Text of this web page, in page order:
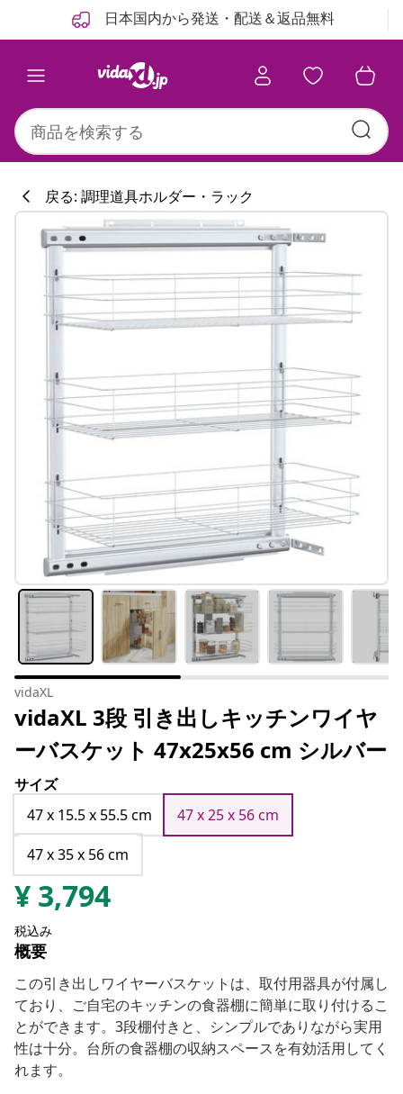
日本国内から発送・配送＆返品無料
戻る: 調理道具ホルダー・ラック
vidaXL
vidaXL 3段 引き出しキッチンワイヤ
ーバスケット 47x25x56 cm シルバー
サイズ
47 x 15.5 x 55.5 cm
47 x 25 x 56 cm
47 x 35 x 56 cm
¥ 3,794
税込み
概要
この引き出しワイヤーバスケットは、取付用器具が付属し
ており、ご自宅のキッチンの食器棚に簡単に取り付けるこ
とができます。3段棚付きと、シンプルでありながら実用
性は十分。台所の食器棚の収納スペースを有効活用してく
れます。